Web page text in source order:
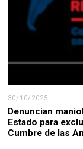
30/10/2025
Denuncian
Estado para
Cumbre de las